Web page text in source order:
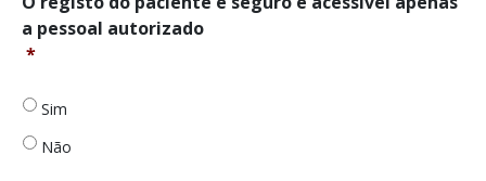
registo
do
seguro
e
acessível
a pessoal autorizado
*
Sim
Não